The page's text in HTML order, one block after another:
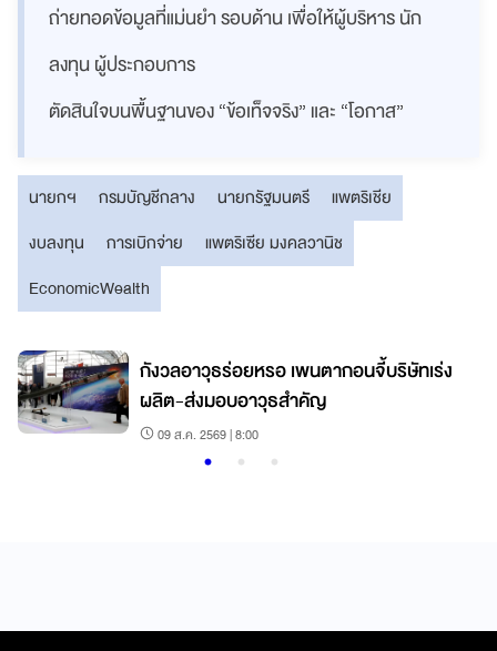
ถ่ายทอดข้อมูลที่แม่นยำ รอบด้าน เพื่อให้ผู้บริหาร นัก
ลงทุน ผู้ประกอบการ
ตัดสินใจบนพื้นฐานของ “ข้อเท็จจริง” และ “โอกาส”
นายกฯ กรมบัญชีกลาง นายกรัฐมนตรี
แพตริเชีย
งบลงทุน
การเบิกจ่าย
แพตริเซีย มงคลวานิช
EconomicWealth
กังวลอาวุธร่อยหรอ เพนตากอนจี้บริษัทเร่ง
ผลิต-ส่งมอบอาวุธสำคัญ
09 ส.ค. 2569 | 8:00